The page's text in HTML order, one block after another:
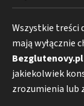
Wszystkie treści
mają wyłącznie
Bezglutenovy.pl
jakiekolwiek
zrozumienia lub